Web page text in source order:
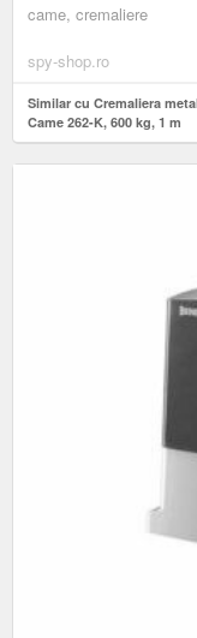
came, cremaliere
spy-shop.ro
Similar cu Cremaliera
Came 262-K, 600 kg, 1 m